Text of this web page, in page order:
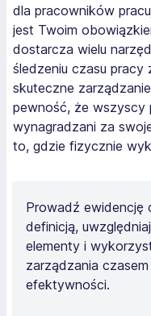
dla pracowników
jest Twoim
dostarcza wielu
śledzeniu czasu pracy
skuteczne
pewność, że wszyscy
wynagradzani za
to, gdzie fizycznie
Prowadź ewidencję
definicją,
elementy i
zarządzania
efektywności.